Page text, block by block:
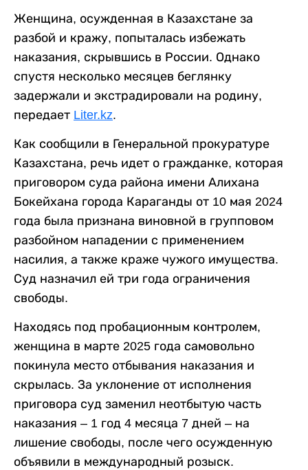
Женщина, осужденная в Казахстане за
разбой и кражу, попыталась избежать
наказания, скрывшись в России. Однако
спустя несколько месяцев беглянку
задержали и экстрадировали на родину,
передает Liter.kz.
Как сообщили в Генеральной прокуратуре
Казахстана, речь идет о гражданке, которая
приговором суда района имени Алихана
Бокейхана города Караганды от 10 мая 2024
года была признана виновной в групповом
разбойном нападении с применением
насилия, а также краже чужого имущества.
Суд назначил ей три года ограничения
свободы.
Находясь под пробационным контролем,
женщина в марте 2025 года самовольно
покинула место отбывания наказания и
скрылась. За уклонение от исполнения
приговора суд заменил неотбытую часть
наказания – 1 год 4 месяца 7 дней – на
лишение свободы, после чего осужденную
объявили в международный розыск.